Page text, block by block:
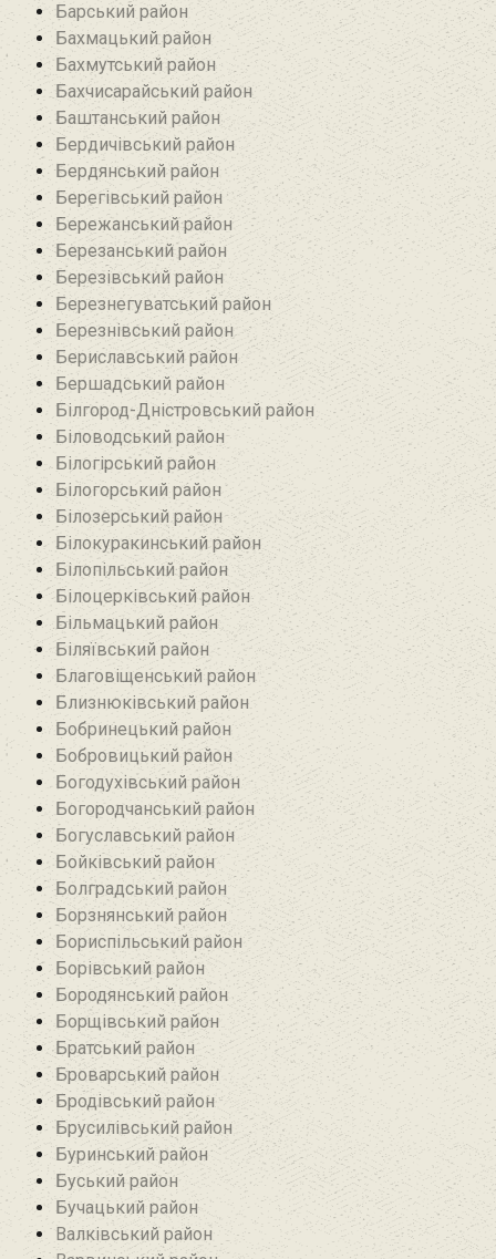
Барський район
Бахмацький район
Бахмутський район
Бахчисарайський район
Баштанський район
Бердичівський район
Бердянський район
Берегівський район
Бережанський район‎
Березанський район‎
Березівський район
Березнегуватський район‎
Березнівський район‎
Бериславський район
Бершадський район
Білгород-Дністровський район
Біловодський район‎
Білогірський район
Білогорський район
Білозерський район
Білокуракинський район‎
Білопільський район
Білоцерківський район
Більмацький район
Біляївський район‎
Благовіщенський район
Близнюківський район
Бобринецький район
Бобровицький район
Богодухівський район
Богородчанський район
Богуславський район
Бойківський район
Болградський район
Борзнянський район
Бориспільський район
Борівський район
Бородянський район
Борщівський район‎
Братський район‎
Броварський район
Бродівський район‎
Брусилівський район‎
Буринський район
Буський район‎
Бучацький район
Валківський район